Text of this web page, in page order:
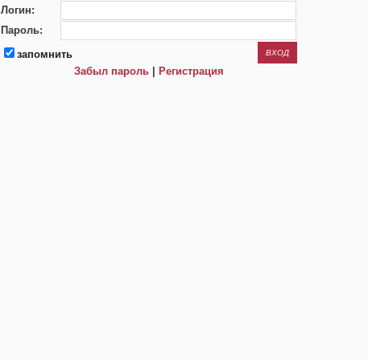
Логин:
Пароль:
запомнить
Забыл пароль
Регистрация